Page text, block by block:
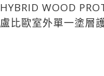
HYBRID WOOD
盧比歐室外單一塗層